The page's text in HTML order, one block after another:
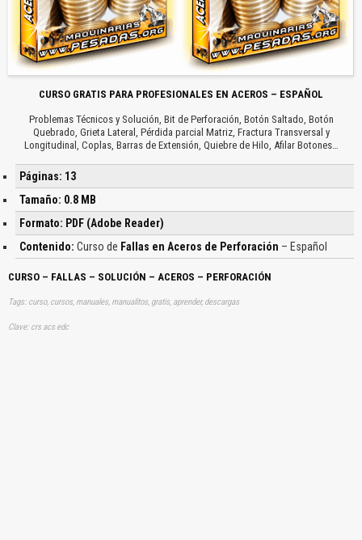
CURSO GRATIS PARA PROFESIONALES EN ACEROS – ESPAÑOL
Problemas Técnicos y Solución, Bit de Perforación, Botón Saltado, Botón
Quebrado, Grieta Lateral, Pérdida parcial Matriz, Fractura Transversal y
Longitudinal, Coplas, Barras de Extensión, Quiebre de Hilo, Afilar Botones…
Páginas: 13
Tamaño: 0.8 MB
Formato: PDF (Adobe Reader)
Contenido: Curso de Fallas en Aceros de Perforación – Español
CURSO – FALLAS – SOLUCIÓN – ACEROS – PERFORACIÓN
Tags: curso, cursos, manuales, manualitos, gratis, aprender, descargas
Clave: crs acs edc